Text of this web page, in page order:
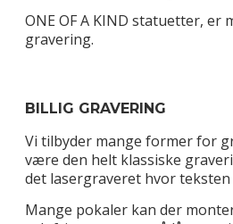
ONE OF A KIND statuetter, er
gravering.
BILLIG GRAVERING
Vi tilbyder mange former for
være den helt klassiske
det lasergraveret hvor
Mange pokaler kan der